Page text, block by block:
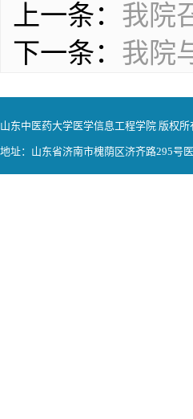
上一条： 我院
下一条： 我院
山东中医药大学医学信息工程学院 版权所
地址：山东省济南市槐荫区济齐路295号